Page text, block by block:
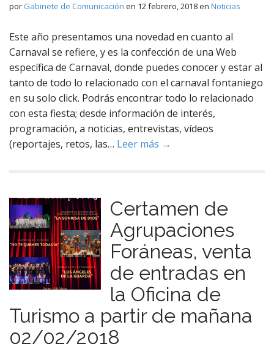
por Gabinete de Comunicación en 12 febrero, 2018en Noticias
Este año presentamos una novedad en cuanto al
Carnaval se refiere, y es la confección de una Web
específica de Carnaval, donde puedes conocer y estar al
tanto de todo lo relacionado con el carnaval fontaniego
en su solo click. Podrás encontrar todo lo relacionado
con esta fiesta; desde información de interés,
programación, a noticias, entrevistas, vídeos
(reportajes, retos, las… Leer más →
Certamen de
Agrupaciones
Foráneas, venta
de entradas en
la Oficina de
Turismo a partir de mañana
02/02/2018